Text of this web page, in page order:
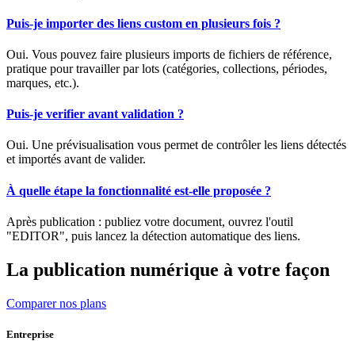
Puis-je importer des liens custom en plusieurs fois ?
Oui. Vous pouvez faire plusieurs imports de fichiers de référence,
pratique pour travailler par lots (catégories, collections, périodes,
marques, etc.).
Puis-je verifier avant validation ?
Oui. Une prévisualisation vous permet de contrôler les liens détectés
et importés avant de valider.
À quelle étape la fonctionnalité est-elle proposée ?
Après publication : publiez votre document, ouvrez l'outil
"EDITOR", puis lancez la détection automatique des liens.
La publication numérique à votre façon
Comparer nos plans
Entreprise